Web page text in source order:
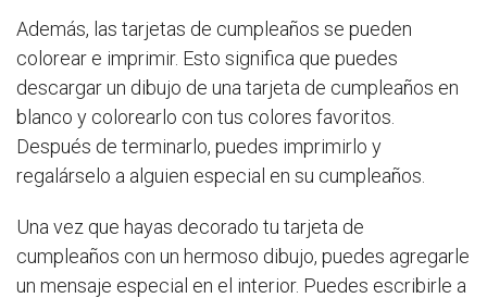
Además, las tarjetas de cumpleaños se pueden
colorear e imprimir. Esto significa que puedes
descargar un dibujo de una tarjeta de cumpleaños en
blanco y colorearlo con tus colores favoritos.
Después de terminarlo, puedes imprimirlo y
regalárselo a alguien especial en su cumpleaños.
Una vez que hayas decorado tu tarjeta de
cumpleaños con un hermoso dibujo, puedes agregarle
un mensaje especial en el interior. Puedes escribirle a